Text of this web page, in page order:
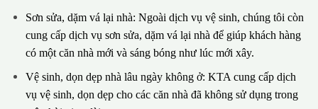
Sơn sửa, dặm vá lại nhà: Ngoài dịch vụ vệ sinh, chúng tôi còn
cung cấp dịch vụ sơn sửa, dặm vá lại nhà để giúp khách hàng
có một căn nhà mới và sáng bóng như lúc mới xây.
Vệ sinh, dọn dẹp nhà lâu ngày không ở: KTA cung cấp dịch
vụ vệ sinh, dọn dẹp cho các căn nhà đã không sử dụng trong